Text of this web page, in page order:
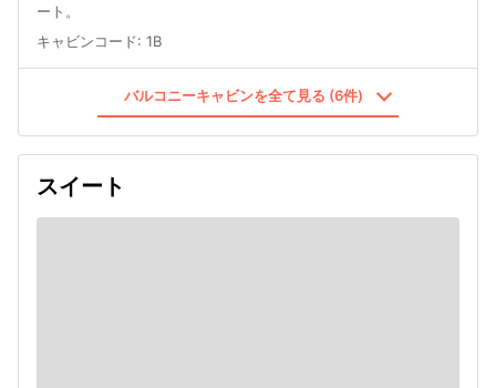
ート。
キャビンコード: 1B
バルコニーキャビンを全て見る (6件)
スイート